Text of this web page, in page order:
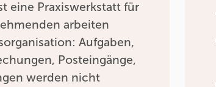
eine Praxiswerkstatt für
arbeiten
Aufgaben,
Posteingänge,
werden nicht